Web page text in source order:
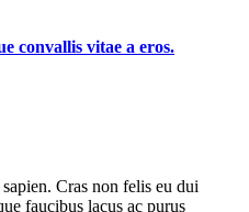
convallis vitae a eros.
Cras non felis eu dui
faucibus lacus ac purus